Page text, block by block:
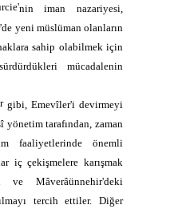
nin iman nazariyesi,
yeni müslüman olanların
sahip olabilmek için
mücadalenin
gibi, Emevîler'i devirmeyi
tarafından, zaman
faaliyetlerinde önemli
iç çekişmelere karışmak
ve Mâverâünnehir'deki
tercih ettiler. Diğer